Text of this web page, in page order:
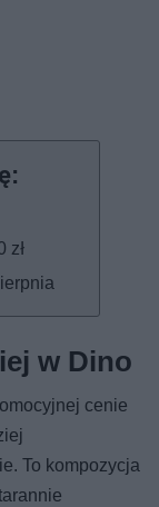
zł
w Dino
cenie
To kompozycja